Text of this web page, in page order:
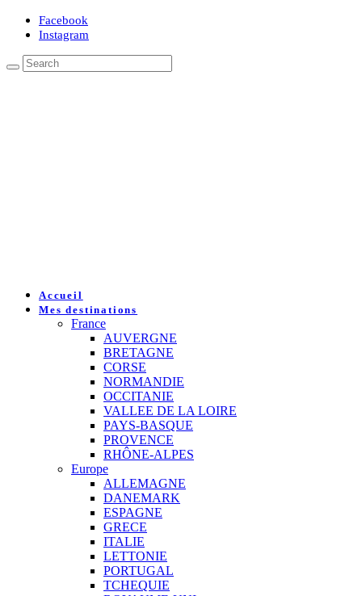
Facebook
Instagram
Accueil
Mes destinations
France
AUVERGNE
BRETAGNE
CORSE
NORMANDIE
OCCITANIE
VALLEE DE LA LOIRE
PAYS-BASQUE
PROVENCE
RHÔNE-ALPES
Europe
ALLEMAGNE
DANEMARK
ESPAGNE
GRECE
ITALIE
LETTONIE
PORTUGAL
TCHEQUIE